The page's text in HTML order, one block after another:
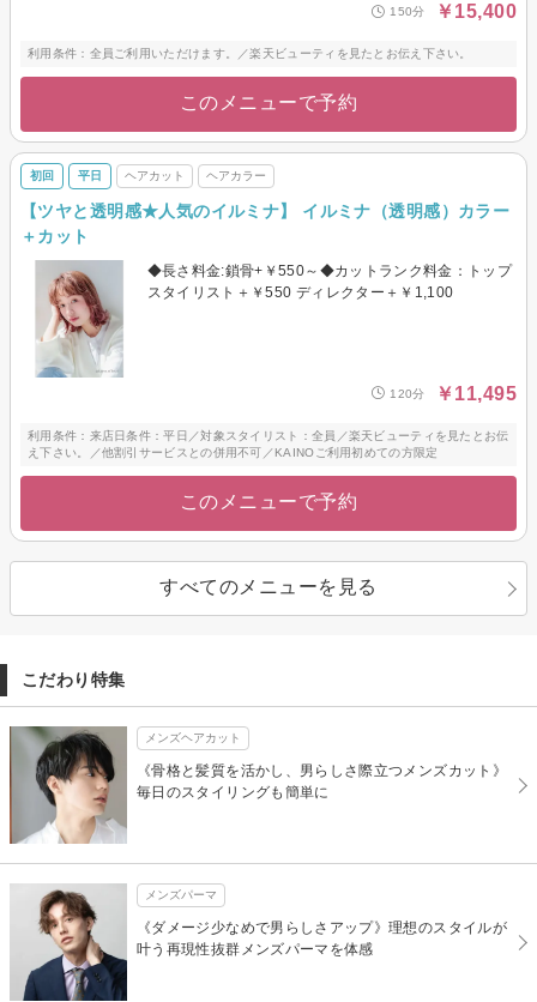
150分 ￥15,400
利用条件：全員ご利用いただけます。／楽天ビューティを見たとお伝え下さい。
このメニューで予約
初回 平日 ヘアカット ヘアカラー
【ツヤと透明感★人気のイルミナ】 イルミナ（透明感）カラー
＋カット
◆長さ料金:鎖骨+￥550～◆カットランク料金：トップ
スタイリスト＋￥550 ディレクター＋￥1,100
120分 ￥11,495
利用条件：来店日条件：平日／対象スタイリスト：全員／楽天ビューティを見たとお伝
え下さい。／他割引サービスとの併用不可／KAINOご利用初めての方限定
このメニューで予約
すべてのメニューを見る
こだわり特集
メンズヘアカット
《骨格と髪質を活かし、男らしさ際立つメンズカット》
毎日のスタイリングも簡単に
メンズパーマ
《ダメージ少なめで男らしさアップ》理想のスタイルが
叶う再現性抜群メンズパーマを体感